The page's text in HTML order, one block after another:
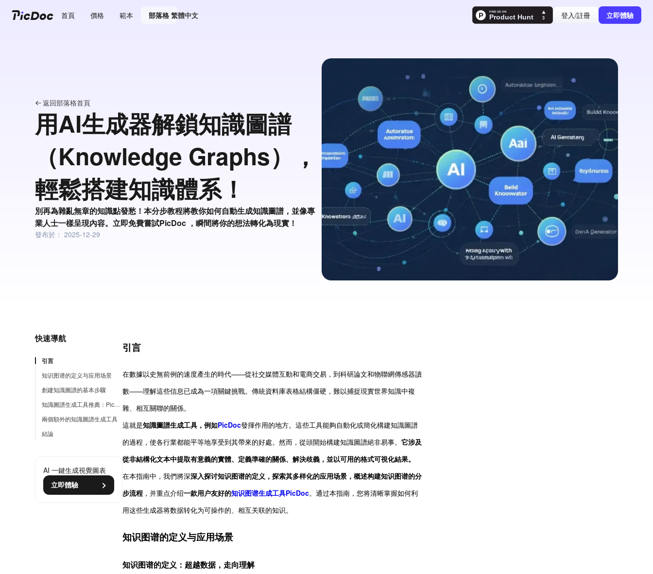
首頁 價格 範本 部落格 繁體中文 登入/註冊 立即體驗
返回部落格首頁
用AI生成器解鎖知識圖譜
（Knowledge Graphs），
輕鬆搭建知識體系！
別再為雜亂無章的知識點發愁！本分步教程將教你如何自動生成知識圖譜，並像專
業人士一樣呈現內容。立即免費嘗試PicDoc ，瞬間將你的想法轉化為現實！
發布於： 2025-12-29
快速導航
引言
知识图谱的定义与应用场景
創建知識圖譜的基本步驟
知識圖譜生成工具推薦：PicDoc
兩個額外的知識圖譜生成工具
結論
AI 一鍵生成視覺圖表
立即體驗
引言
在數據以史無前例的速度產生的時代——從社交媒體互動和電商交易，到科研論文和物聯網傳感器讀
數——理解這些信息已成為一項關鍵挑戰。傳統資料庫表格結構僵硬，難以捕捉現實世界知識中複
雜、相互關聯的關係。
這就是知識圖譜生成工具，例如PicDoc發揮作用的地方。這些工具能夠自動化或簡化構建知識圖譜
的過程，使各行業都能平等地享受到其帶來的好處。然而，從頭開始構建知識圖譜絕非易事。 它涉及
從非結構化文本中提取有意義的實體、定義準確的關係、解決歧義，並以可用的格式可視化結果。
在本指南中，我們將深深入探讨知识图谱的定义，探索其多样化的应用场景，概述构建知识图谱的分
步流程 ，并重点介绍一款用户友好的知识图谱生成工具PicDoc。通过本指南，您将清晰掌握如何利
用这些生成器将数据转化为可操作的、相互关联的知识。
知识图谱的定义与应用场景
知识图谱的定义：超越数据，走向理解